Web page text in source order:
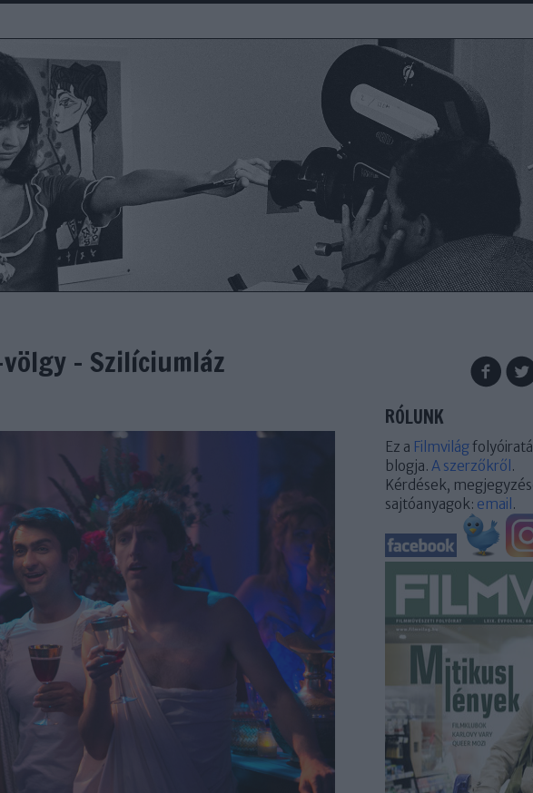
- Szilíciumláz
RÓLUNK
Ez a Filmvilág
blogja. A szerzőkről .
Kérdések,
sajtóanyagok: email .